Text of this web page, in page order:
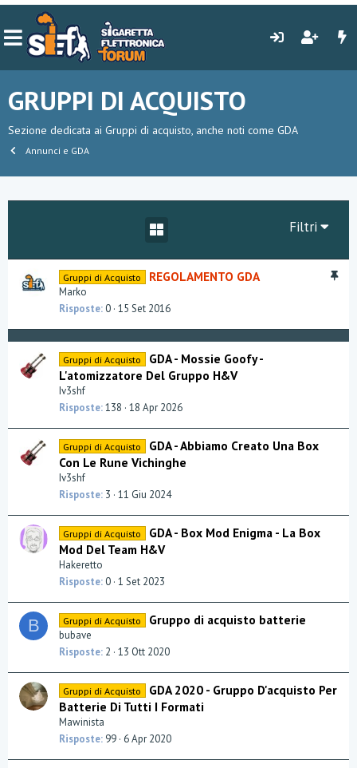
GRUPPI DI ACQUISTO
Sezione dedicata ai Gruppi di acquisto, anche noti come GDA
Annunci e GDA
Filtri
I
Gruppi di Acquisto REGOLAMENTO GDA
Marko
Risposte 0 15 Set 2016
Gruppi di Acquisto
GDA - Mossie Goofy -
L'atomizzatore Del Gruppo H&V
Iv3shf
Risposte 138 18 Apr 2026
Gruppi di Acquisto
GDA - Abbiamo Creato Una Box
Con Le Rune Vichinghe
Iv3shf
Risposte 3 11 Giu 2024
Gruppi di Acquisto
GDA - Box Mod Enigma - La Box
Mod Del Team H&V
Hakeretto
Risposte 0 1 Set 2023
B Gruppi di Acquisto Gruppo di acquisto batterie
bubave
Risposte 2 13 Ott 2020
Gruppi di Acquisto
GDA 2020 - Gruppo D'acquisto Per
Batterie Di Tutti I Formati
Mawinista
Risposte 99 6 Apr 2020